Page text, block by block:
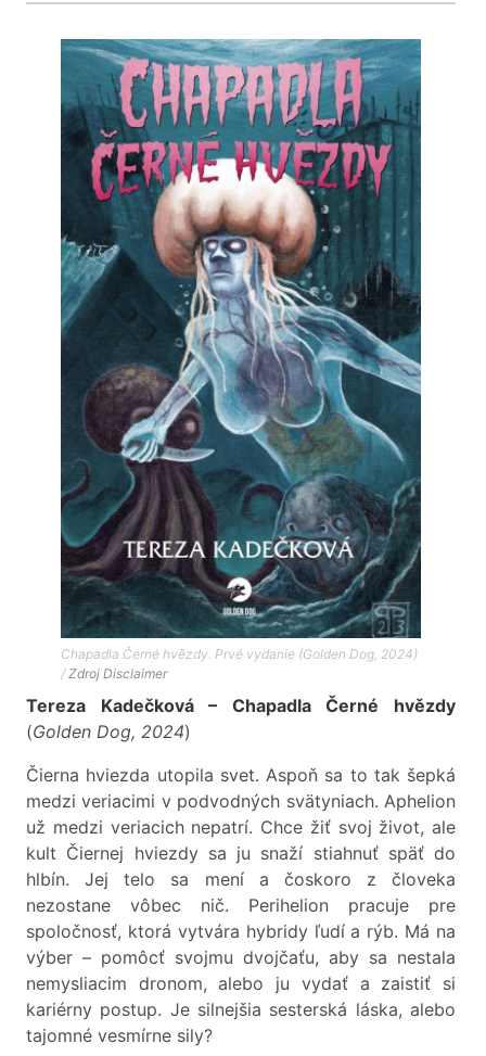
Chapadla Černé hvězdy. Prvé vydanie (Golden Dog, 2024)
/Zdroj Disclaimer
Tereza Kadečková – Chapadla Černé hvězdy
(Golden Dog, 2024)
Čierna hviezda utopila svet. Aspoň sa to tak šepká
medzi veriacimi v podvodných svätyniach. Aphelion
už medzi veriacich nepatrí. Chce žiť svoj život, ale
kult Čiernej hviezdy sa ju snaží stiahnuť späť do
hlbín. Jej telo sa mení a čoskoro z človeka
nezostane vôbec nič. Perihelion pracuje pre
spoločnosť, ktorá vytvára hybridy ľudí a rýb. Má na
výber – pomôcť svojmu dvojčaťu, aby sa nestala
nemysliacim dronom, alebo ju vydať a zaistiť si
kariérny postup. Je silnejšia sesterská láska, alebo
tajomné vesmírne sily?